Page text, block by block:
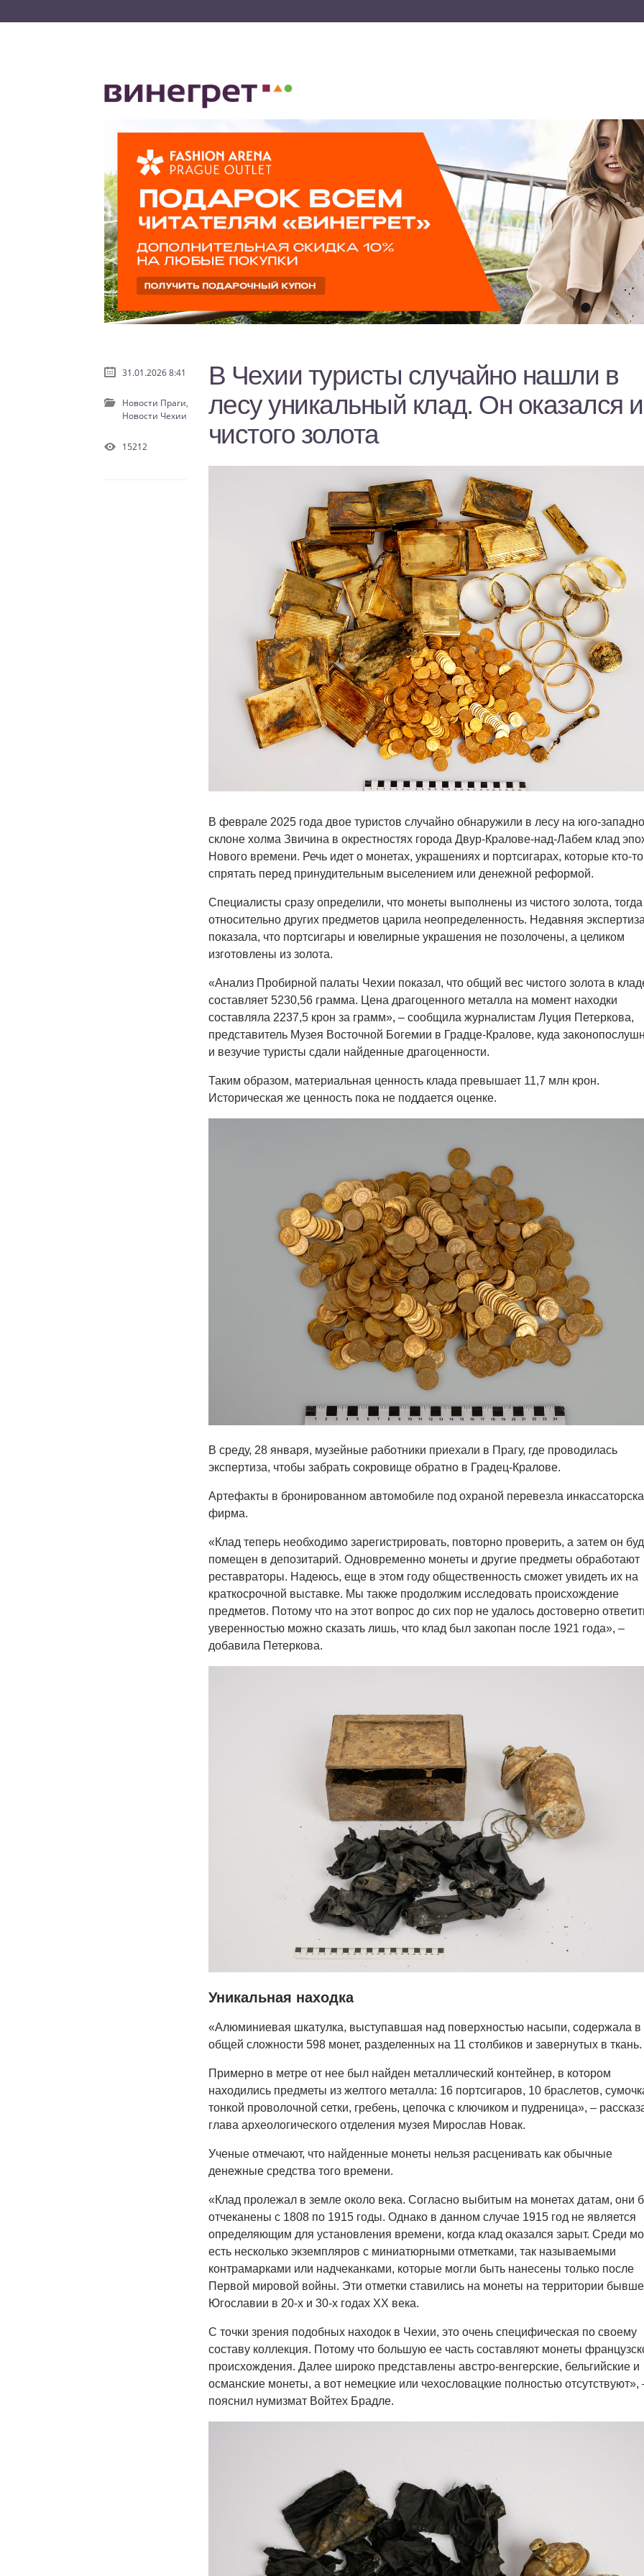
В Чехии туристы случайно нашли в
лесу уникальный клад. Он оказался
чистого золота
В феврале 2025 года двое туристов случайно обнаружили в лесу на юго-
склоне холма Звичина в окрестностях города Двур-Кралове-над-Лабем клад
Нового времени. Речь идет о монетах, украшениях и портсигарах, которые кто-
спрятать перед принудительным выселением или денежной реформой.
Специалисты сразу определили, что монеты выполнены из чистого золота, тогда
относительно других предметов царила неопределенность. Недавняя
показала, что портсигары и ювелирные украшения не позолочены, а целиком
изготовлены из золота.
«Анализ Пробирной палаты Чехии показал, что общий вес чистого золота в
составляет 5230,56 грамма. Цена драгоценного металла на момент находки
составляла 2237,5 крон за грамм», –сообщила журналистам Луция Петеркова,
представитель Музея Восточной Богемии в Градце-Кралове, куда
и везучие туристы сдали найденные драгоценности.
Таким образом, материальная ценность клада превышает 11,7 млн крон.
Историческая же ценность пока не поддается оценке.
В среду, 28 января, музейные работники приехали в Прагу, где проводилась
экспертиза, чтобы забрать сокровище обратно в Градец-Кралове.
Артефакты в бронированном автомобиле под охраной перевезла
фирма.
«Клад теперь необходимо зарегистрировать, повторно проверить, а затем он
помещен в депозитарий. Одновременно монеты и другие предметы обработают
реставраторы. Надеюсь, еще в этом году общественность сможет увидеть их на
краткосрочной выставке. Мы также продолжим исследовать происхождение
предметов. Потому что на этот вопрос до сих пор не удалось достоверно
уверенностью можно сказать лишь, что клад был закопан после 1921 года», –
добавила Петеркова.
Уникальная находка
«Алюминиевая шкатулка, выступавшая над поверхностью насыпи, содержала в
общей сложности 598 монет, разделенных на 11 столбиков и завернутых в ткань.
Примерно в метре от нее был найден металлический контейнер, в котором
находились предметы из желтого металла: 16 портсигаров, 10 браслетов,
тонкой проволочной сетки, гребень, цепочка с ключиком и пудреница», –
глава археологического отделения музея Мирослав Новак.
Ученые отмечают, что найденные монеты нельзя расценивать как обычные
денежные средства того времени.
«Клад пролежал в земле около века. Согласно выбитым на монетах датам, они
отчеканены с 1808 по 1915 годы. Однако в данном случае 1915 год не является
определяющим для установления времени, когда клад оказался зарыт. Среди
есть несколько экземпляров с миниатюрными отметками, так называемыми
контрамарками или надчеканками, которые могли быть нанесены только после
Первой мировой войны. Эти отметки ставились на монеты на территории
Югославии в 20-х и 30-х годах XX века.
С точки зрения подобных находок в Чехии, это очень специфическая по своему
составу коллекция. Потому что большую ее часть составляют монеты
происхождения. Далее широко представлены австро-венгерские, бельгийские и
османские монеты, а вот немецкие или чехословацкие полностью отсутствуют»,
пояснил нумизмат Войтех Брадле.
31.01.2026 8:41
Новости Праги,
Новости Чехии
15212